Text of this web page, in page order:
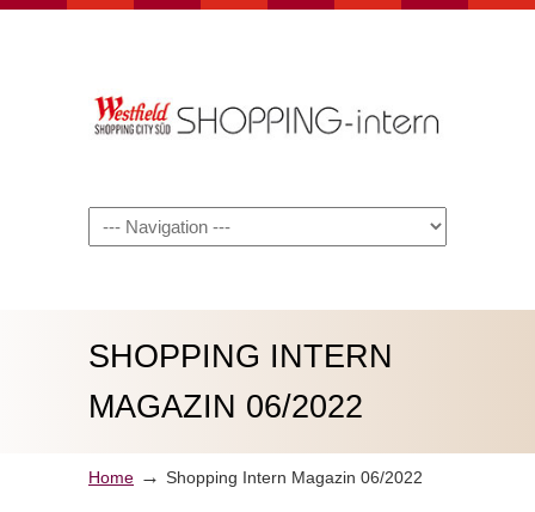
Navigation
SHOPPING INTERN
MAGAZIN 06/2022
Home → Shopping Intern Magazin 06/2022